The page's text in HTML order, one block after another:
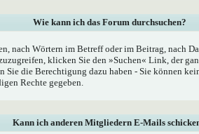
Wie kann ich das Forum durchsuchen?
nach Wörtern im Betreff oder im Beitrag, nach
klicken Sie den »Suchen« Link, der
Sie die Berechtigung dazu haben - Sie können
Rechte gegeben.
Kann ich anderen Mitgliedern E-Mails